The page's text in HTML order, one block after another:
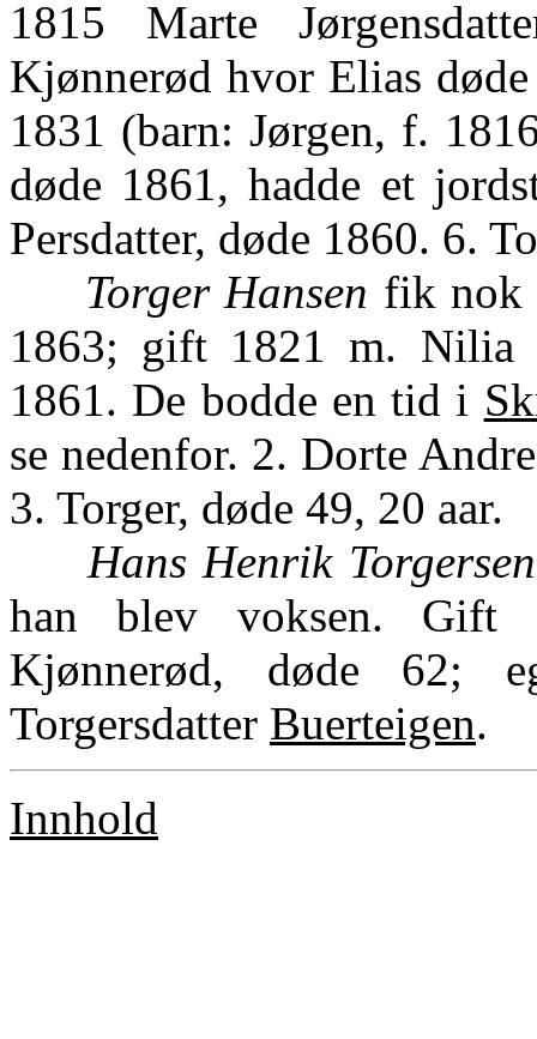
1815 Marte
Kjønnerød hvor Elias
1831 (barn: Jørgen, f.
døde 1861, hadde et
Persdatter, døde 1860. 6.
Torger Hansen fik nok
1863; gift 1821 m. Nilia
1861. De bodde en tid i
se nedenfor. 2. Dorte
3. Torger, døde 49, 20 aar.
Hans Henrik Torgersen
han blev voksen. Gift
Kjønnerød, døde 62;
Torgersdatter Buerteigen.
Innhold